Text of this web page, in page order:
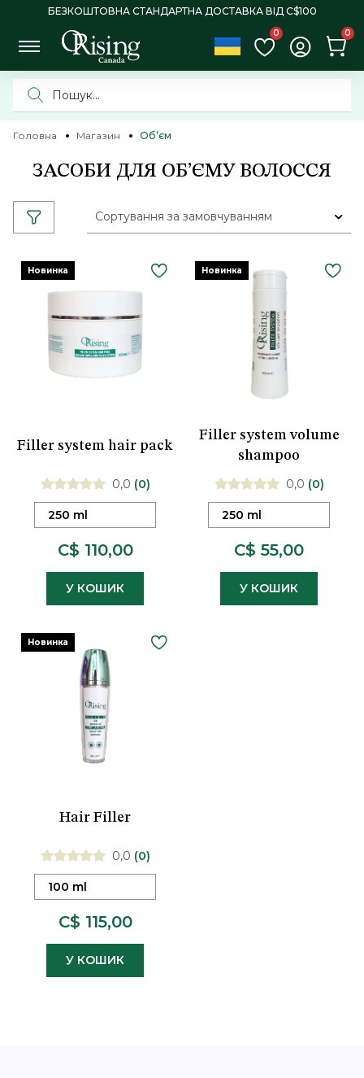
БЕЗКОШТОВНА СТАНДАРТНА ДОСТАВКА ВІД C$100
0 0
Головна Магазин Обʼєм
ЗАСОБИ ДЛЯ ОБ’ЄМУ ВОЛОССЯ
Сортування за замовчуванням
Новинка
Filler system hair pack
0,0 (0)
250 ml
C$ 110,00
У КОШИК
Новинка
Filler system volume
shampoo
0,0 (0)
250 ml
C$ 55,00
У КОШИК
Новинка
Hair Filler
0,0 (0)
100 ml
C$ 115,00
У КОШИК